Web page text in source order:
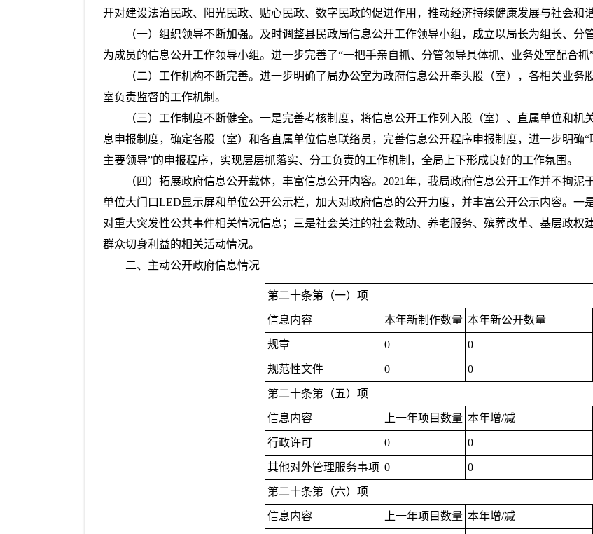
开对建设法治民政、阳光民政、贴心民政、数字民政的促进作用，推动经济持续健康发展与社会和谐
（一）组织领导不断加强。及时调整县民政局信息公开工作领导小组，成立以局长为组长、
为成员的信息公开工作领导小组。进一步完善了“一把手亲自抓、分管领导具体抓、业务处室配合抓”
（二）工作机构不断完善。进一步明确了局办公室为政府信息公开牵头股（室），各相关业
室负责监督的工作机制。
（三）工作制度不断健全。一是完善考核制度，将信息公开工作列入股（室）、直属单位和
息申报制度，确定各股（室）和各直属单位信息联络员，完善信息公开程序申报制度，进一步明
主要领导”的申报程序，实现层层抓落实、分工负责的工作机制，全局上下形成良好的工作氛围。
（四）拓展政府信息公开载体，丰富信息公开内容。2021年，我局政府信息公开工作并不拘泥
单位大门口LED显示屏和单位公开公示栏，加大对政府信息的公开力度，并丰富公开公示内容。一
对重大突发性公共事件相关情况信息；三是社会关注的社会救助、养老服务、殡葬改革、基层政权
群众切身利益的相关活动情况。
二、主动公开政府信息情况
第二十条第（一）项
信息内容 本年新制作数量 本年新公开数量
规章 0 0
规范性文件 0 0
第二十条第（五）项
信息内容 上一年项目数量 本年增/减
行政许可 0 0
其他对外管理服务事项 0 0
第二十条第（六）项
信息内容 上一年项目数量 本年增/减